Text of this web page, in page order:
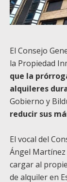
El Consejo
la Propiedad
que la
alquileres
Gobierno y
reducir sus
El vocal del
Ángel Martínez
cargar al
de alquiler en